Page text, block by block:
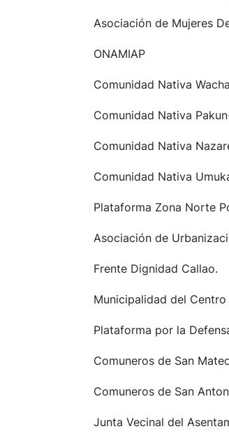
Asociación de Mujeres
ONAMIAP
Comunidad Nativa
Comunidad Nativa
Comunidad Nativa
Comunidad Nativa
Plataforma Zona Norte
Asociación de
Frente Dignidad Callao.
Municipalidad del
Plataforma por la
Comuneros de San
Comuneros de San
Junta Vecinal del